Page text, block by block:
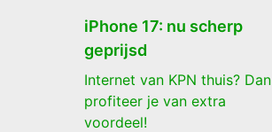
iPhone 17: nu scherp
geprijsd
Internet van KPN thuis? Dan
profiteer je van extra
voordeel!